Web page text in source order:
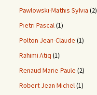
Pawlowski-Mathis Sylvia (2)
Pietri Pascal(1)
Polton Jean-Claude (1)
Rahimi Atiq (1)
Renaud Marie-Paule (2)
Robert Jean Michel(1)